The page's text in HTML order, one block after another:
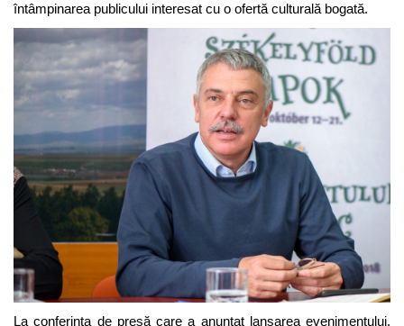
întâmpinarea publicului interesat cu o ofertă culturală bogată.
La conferinţa de presă care a anunţat lansarea evenimentului,